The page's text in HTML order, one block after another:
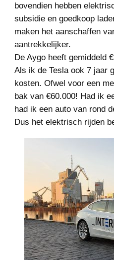
bovendien hebben
subsidie en goedkoop
maken het aanschaffen
aantrekkelijker.
De Aygo heeft gemiddeld
Als ik de Tesla ook 7 jaar
kosten. Ofwel voor een
bak van €60.000! Had ik
had ik een auto van rond
Dus het elektrisch rijden